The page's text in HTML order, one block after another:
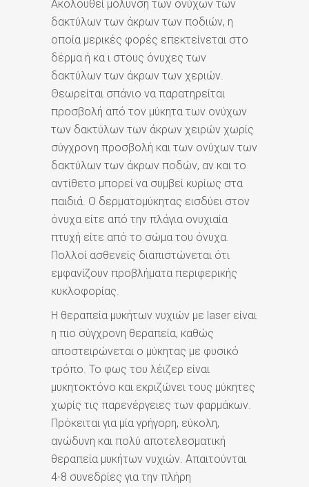
Ακολουθεί μόλυνση των ονύχων των
δακτύλων των άκρων των ποδιών, η
οποία μερικές φορές επεκτείνεται στο
δέρμα ή κα ι στους όνυχες των
δακτύλων των άκρων των χεριών.
Θεωρείται σπάνιο να παρατηρείται
προσβολή από τον μύκητα των ονύχων
των δακτύλων των άκρων χειρών χωρίς
σύγχρονη προσβολή και των ονύχων των
δακτύλων των άκρων ποδών, αν και το
αντίθετο μπορεί να συμβεί κυρίως στα
παιδιά. Ο δερματομύκητας εισδύει στον
όνυχα είτε από την πλάγια ονυχιαία
πτυχή είτε από το σώμα του όνυχα.
Πολλοί ασθενείς διαπιστώνεται ότι
εμφανίζουν προβλήματα περιφερικής
κυκλοφορίας.
Η θεραπεία μυκήτων νυχιών με laser είναι
η πιο σύγχρονη θεραπεία, καθώς
αποστειρώνεται ο μύκητας με φυσικό
τρόπο. Το φως του λέιζερ είναι
μυκητοκτόνο και εκριζώνει τους μύκητες
χωρίς τις παρενέργειες των φαρμάκων.
Πρόκειται για μία γρήγορη, εύκολη,
ανώδυνη και πολύ αποτελεσματική
θεραπεία μυκήτων νυχιών. Απαιτούνται
4-8 συνεδρίες για την πλήρη